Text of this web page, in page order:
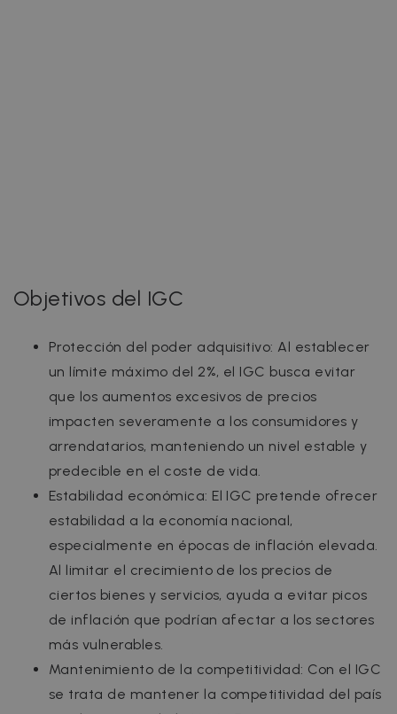
Objetivos del IGC
Protección del poder adquisitivo: Al establecer
un límite máximo del 2%, el IGC busca evitar
que los aumentos excesivos de precios
impacten severamente a los consumidores y
arrendatarios, manteniendo un nivel estable y
predecible en el coste de vida.
Estabilidad económica: El IGC pretende ofrecer
estabilidad a la economía nacional,
especialmente en épocas de inflación elevada.
Al limitar el crecimiento de los precios de
ciertos bienes y servicios, ayuda a evitar picos
de inflación que podrían afectar a los sectores
más vulnerables.
Mantenimiento de la competitividad: Con el IGC
se trata de mantener la competitividad del país